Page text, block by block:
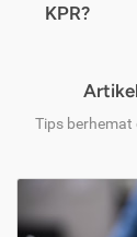
KPR?
Tips berhemat